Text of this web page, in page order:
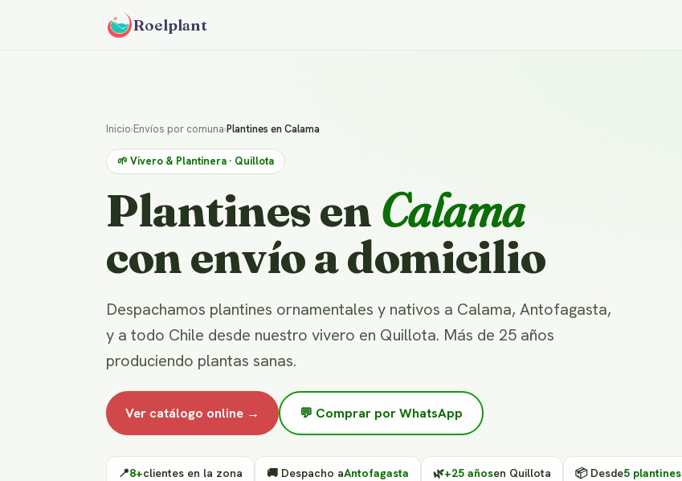
Roelplant
Inicio›Envíos por comuna›Plantines en Calama
🌱 Vivero & Plantinera · Quillota
Plantines en Calama
con envío a domicilio
Despachamos plantines ornamentales y nativos a Calama, Antofagasta,
y a todo Chile desde nuestro vivero en Quillota. Más de 25 años
produciendo plantas sanas.
Ver catálogo online → 💬 Comprar por WhatsApp
📍8+clientes en la zona 🚚 Despacho aAntofagasta 🌿+25 añosen Quillota 📦 Desde5 plantines